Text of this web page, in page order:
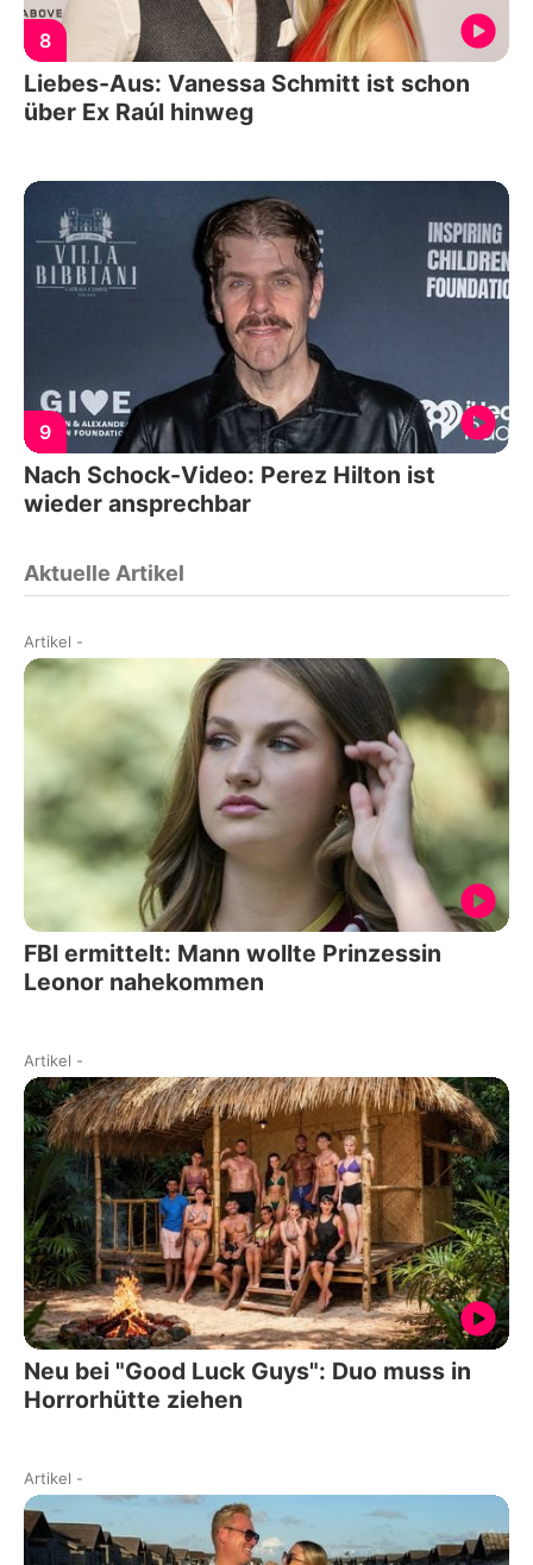
8
Liebes-Aus: Vanessa Schmitt ist schon
über Ex Raúl hinweg
9
Nach Schock-Video: Perez Hilton ist
wieder ansprechbar
Aktuelle Artikel
Artikel -
FBI ermittelt: Mann wollte Prinzessin
Leonor nahekommen
Artikel -
Neu bei "Good Luck Guys": Duo muss in
Horrorhütte ziehen
Artikel -